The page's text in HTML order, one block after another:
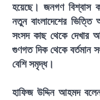
হয়েছে। জনগণ বিশ্বাস
নতুন বাংলাদেশের
সংসদ কাছ থেকে দেখার
গুণগত দিক থেকে বর্তমান
বেশি সমৃদ্ধ।
হাফিজ উদ্দিন আহমদ